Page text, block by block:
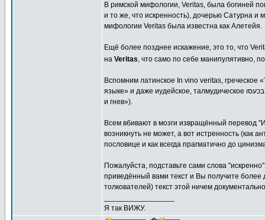
В римской мифологии, Veritas, была богиней
и то же, что искренность), дочерью Сатурна и
мифологии Veritas была известна как Алетейя.
Ещё более позднее искажение, это то, что
на Veritas, что само по себе манипулятивно,
Вспомним латинское In vino veritas, греческое
языке» и даже иудейское, талмудическое בשלושה דברים אדם ניכר: בכוסו, בכיסו, ובכעסו («скрытая натура открывается через выпивку, деньги
и гнев»).
Всем вбивают в мозги извращённый перевод
возникнуть не может, а вот истренность (как
пословице и как всегда прагматично до
Пожалуйста, подставьте сами слова
приведённый вами текст и Вы получите
толкователей) текст этой ничем
Я так ВИЖУ.